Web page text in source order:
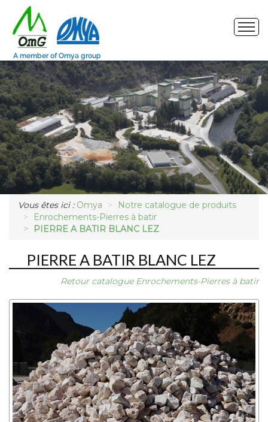
Site de production
Nos produits
Marchés
Photos
Demande d'échantillon
Vous êtes ici : Omya
Notre catalogue de produits
Enrochements-Pierres à batir
PIERRE A BATIR BLANC LEZ
PIERRE A BATIR BLANC LEZ
Retour catalogue Enrochements-Pierres à batir